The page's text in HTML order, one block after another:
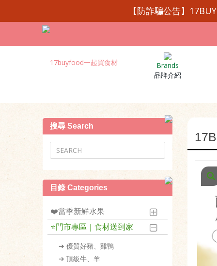
【防詐騙公告】
Brands
品牌介紹
搜尋 Search
目錄 Categories
❤️當季新鮮水果
⭐️門市專區｜食材送到家
➔ 優質好豬、雞鴨
➔ 頂級牛、羊